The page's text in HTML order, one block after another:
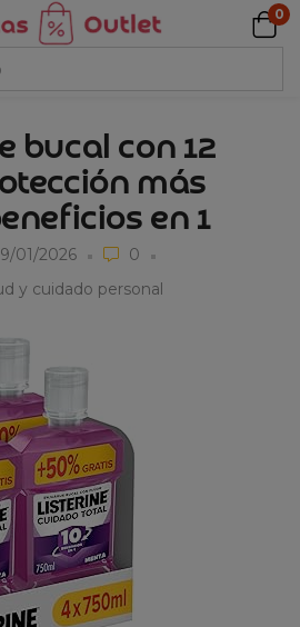
0
bucal con 12
más
en 1
01/2026
0
y cuidado personal